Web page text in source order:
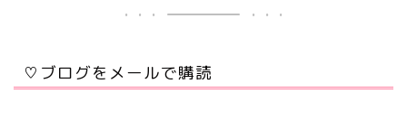
♡ブログをメールで購読